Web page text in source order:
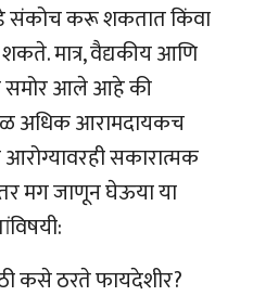
संकोच करू शकतात किंवा
शकते. मात्र, वैद्यकीय आणि
समोर आले आहे की
अधिक आरामदायकच
आरोग्यावरही सकारात्मक
मग जाणून घेऊया या
कसे ठरते फायदेशीर?